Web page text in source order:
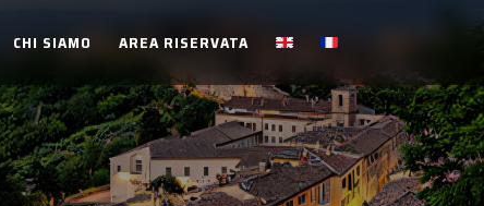
CHI SIAMO AREA RISERVATA